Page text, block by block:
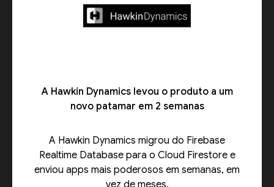
A Hawkin Dynamics levou o produto a um
novo patamar em 2 semanas
A Hawkin Dynamics migrou do Firebase
Realtime Database para o Cloud Firestore e
enviou apps mais poderosos em semanas, em
vez de meses.